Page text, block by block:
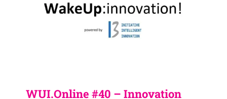
WUI.Online #40 – Innovation